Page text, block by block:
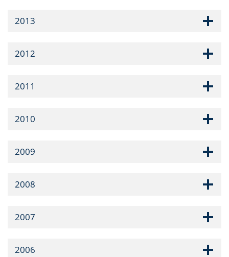
2013
2012
2011
2010
2009
2008
2007
2006